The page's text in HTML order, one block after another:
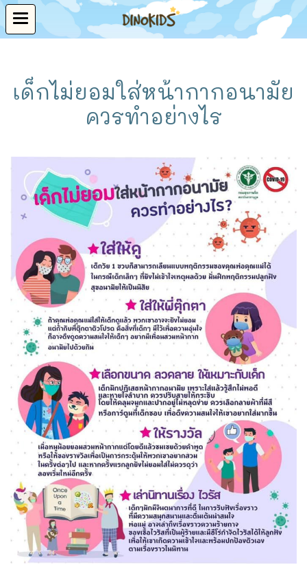
เด็กไม่ยอมใส่หน้ากากอนามัย
ควรทำอย่างไร